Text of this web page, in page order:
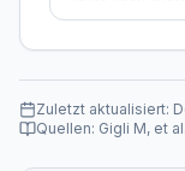
Zuletzt aktualisiert:
Quellen: Gigli M, et